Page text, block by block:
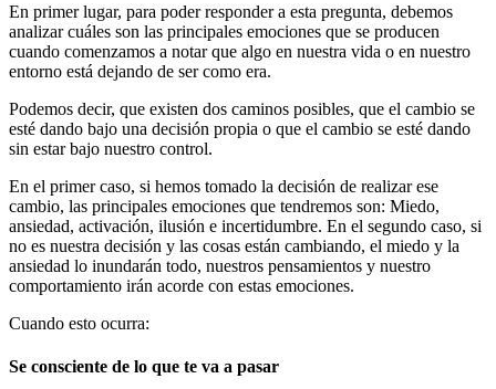
En primer lugar, para poder responder a esta pregunta, debemos
analizar cuáles son las principales emociones que se producen
cuando comenzamos a notar que algo en nuestra vida o en nuestro
entorno está dejando de ser como era.
Podemos decir, que existen dos caminos posibles, que el cambio se
esté dando bajo una decisión propia o que el cambio se esté dando
sin estar bajo nuestro control.
En el primer caso, si hemos tomado la decisión de realizar ese
cambio, las principales emociones que tendremos son: Miedo,
ansiedad, activación, ilusión e incertidumbre. En el segundo caso, si
no es nuestra decisión y las cosas están cambiando, el miedo y la
ansiedad lo inundarán todo, nuestros pensamientos y nuestro
comportamiento irán acorde con estas emociones.
Cuando esto ocurra:
Se consciente de lo que te va a pasar